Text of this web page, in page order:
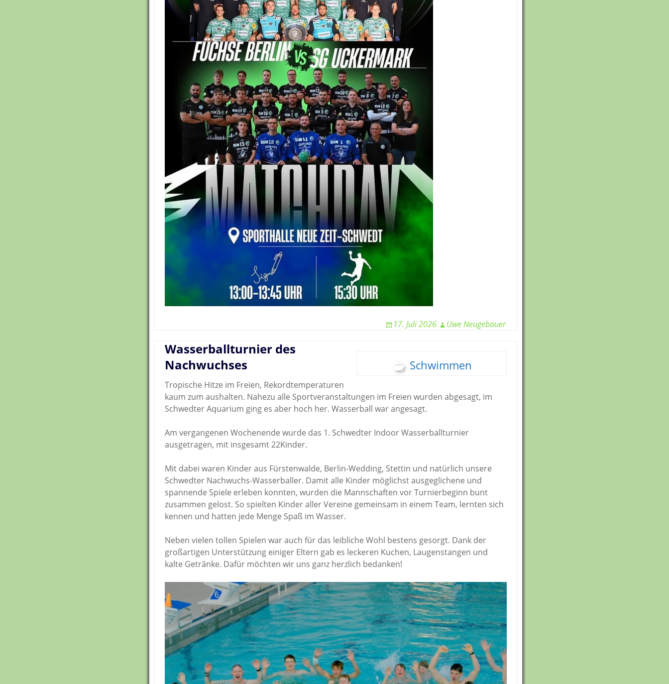
17. Juli 2026 Uwe Neugebauer
Schwimmen
Wasserballturnier des
Nachwuchses
Tropische Hitze im Freien, Rekordtemperaturen
kaum zum aushalten. Nahezu alle Sportveranstaltungen im Freien wurden abgesagt, im
Schwedter Aquarium ging es aber hoch her. Wasserball war angesagt.
Am vergangenen Wochenende wurde das 1. Schwedter Indoor Wasserballturnier
ausgetragen, mit insgesamt 22Kinder.
Mit dabei waren Kinder aus Fürstenwalde, Berlin-Wedding, Stettin und natürlich unsere
Schwedter Nachwuchs-Wasserballer. Damit alle Kinder möglichst ausgeglichene und
spannende Spiele erleben konnten, wurden die Mannschaften vor Turnierbeginn bunt
zusammen gelost. So spielten Kinder aller Vereine gemeinsam in einem Team, lernten sich
kennen und hatten jede Menge Spaß im Wasser.
Neben vielen tollen Spielen war auch für das leibliche Wohl bestens gesorgt. Dank der
großartigen Unterstützung einiger Eltern gab es leckeren Kuchen, Laugenstangen und
kalte Getränke. Dafür möchten wir uns ganz herzlich bedanken!